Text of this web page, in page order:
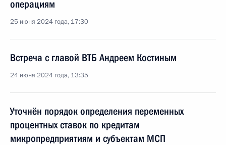
операциям
25 июня 2024 года, 17:30
Встреча с главой ВТБ Андреем Костиным
24 июня 2024 года, 13:35
Уточнён порядок определения переменных
процентных ставок по кредитам
микропредприятиям и субъектам МСП